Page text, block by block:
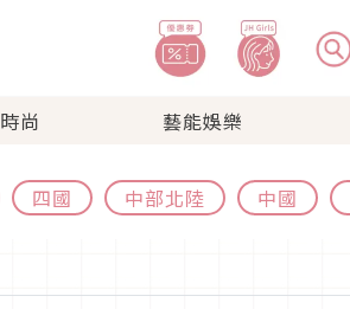
時尚 藝能娛樂
四國 中部北陸 中國